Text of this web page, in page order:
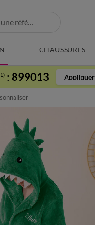
CHAUSSURES
: 899013 Appliquer